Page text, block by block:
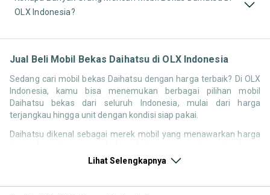
OLX Indonesia?
Jual Beli Mobil Bekas Daihatsu di OLX Indonesia
Sedang cari mobil bekas Daihatsu dengan harga terbaik? Di OLX
Indonesia, kamu bisa menemukan berbagai pilihan mobil
Daihatsu bekas dari seluruh Indonesia, mulai dari harga
terjangkau hingga unit dengan kondisi siap pakai.
Daihatsu dikenal sebagai merek mobil yang menawarkan harga
perawatan yang relatif rendah. Hal ini membuat pencarian
Lihat Selengkapnya